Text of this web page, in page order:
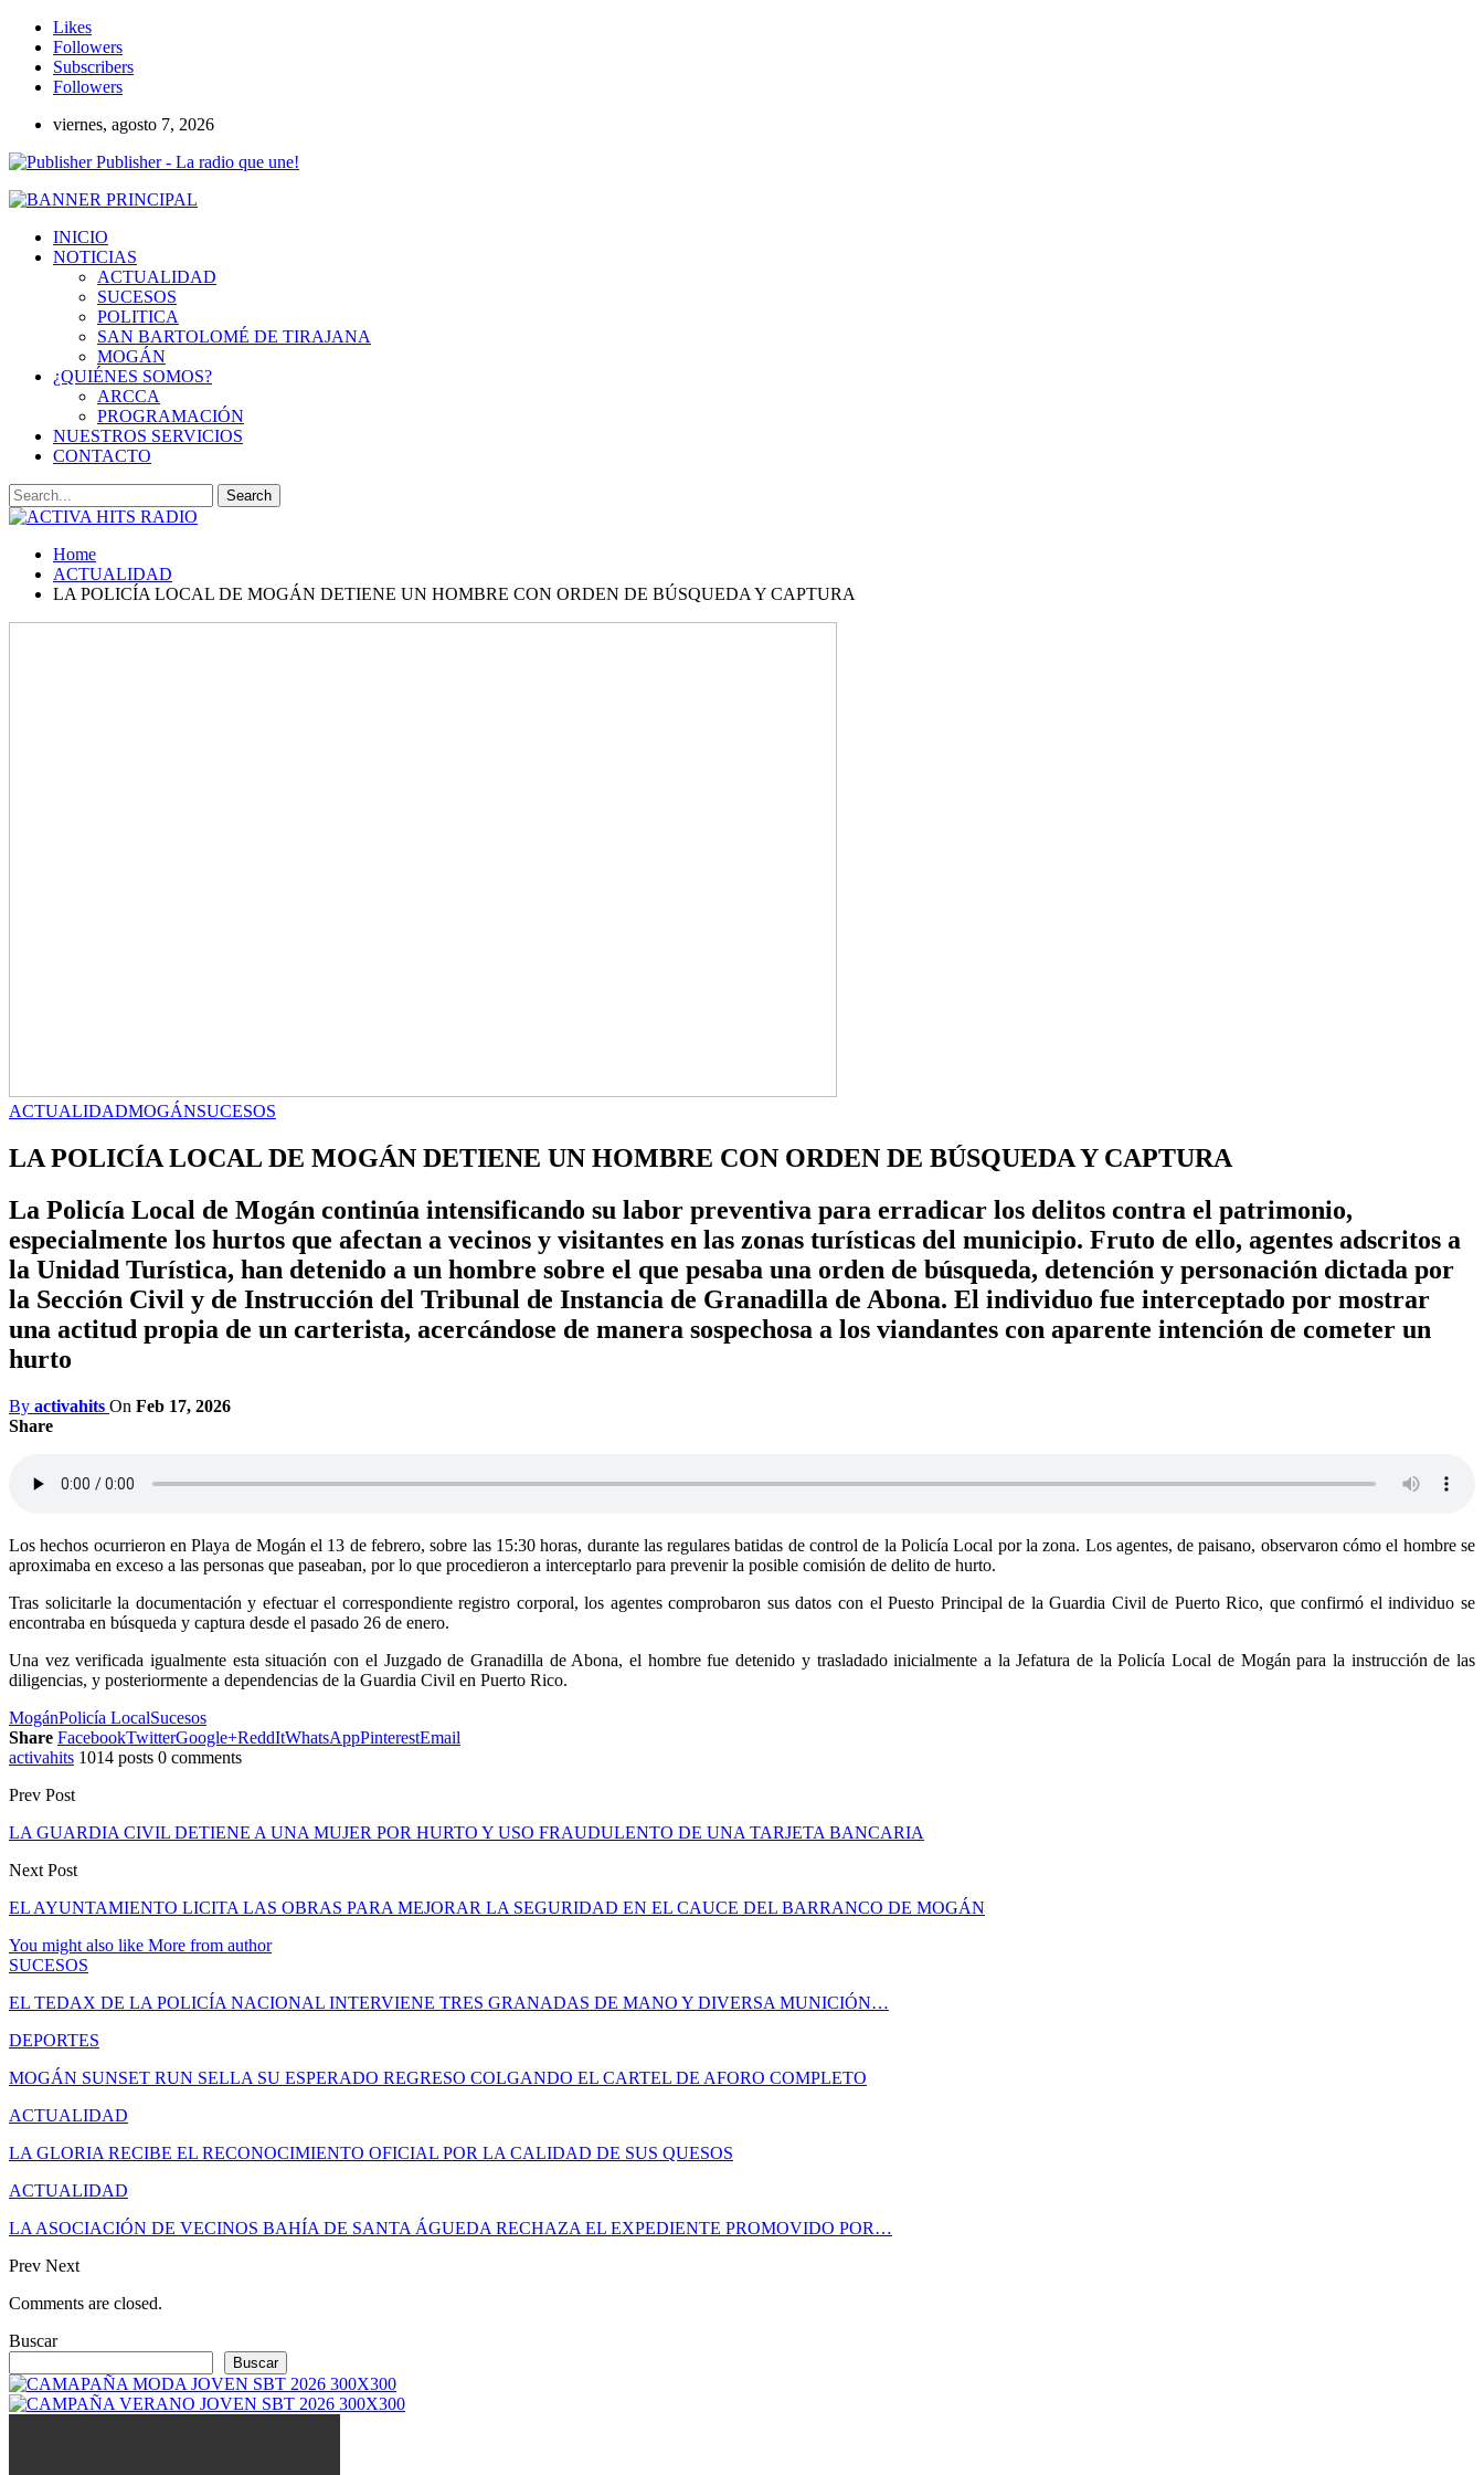
Likes
Followers
Subscribers
Followers
viernes, agosto 7, 2026
Publisher - La radio que une!
INICIO
NOTICIAS
ACTUALIDAD
SUCESOS
POLITICA
SAN BARTOLOMÉ DE TIRAJANA
MOGÁN
¿QUIÉNES SOMOS?
ARCCA
PROGRAMACIÓN
NUESTROS SERVICIOS
CONTACTO
Home
ACTUALIDAD
LA POLICÍA LOCAL DE MOGÁN DETIENE UN HOMBRE CON ORDEN DE BÚSQUEDA Y CAPTURA
ACTUALIDADMOGÁNSUCESOS
LA POLICÍA LOCAL DE MOGÁN DETIENE UN HOMBRE CON ORDEN DE BÚSQUEDA Y CAPTURA
La Policía Local de Mogán continúa intensificando su labor preventiva para erradicar los delitos contra el patrimonio,
especialmente los hurtos que afectan a vecinos y visitantes en las zonas turísticas del municipio. Fruto de ello, agentes adscritos a
la Unidad Turística, han detenido a un hombre sobre el que pesaba una orden de búsqueda, detención y personación dictada por
la Sección Civil y de Instrucción del Tribunal de Instancia de Granadilla de Abona. El individuo fue interceptado por mostrar
una actitud propia de un carterista, acercándose de manera sospechosa a los viandantes con aparente intención de cometer un
hurto
By activahits On Feb 17, 2026
Share
Los hechos ocurrieron en Playa de Mogán el 13 de febrero, sobre las 15:30 horas, durante las regulares batidas de control de la Policía Local por la zona. Los agentes, de paisano, observaron cómo el hombre se
aproximaba en exceso a las personas que paseaban, por lo que procedieron a interceptarlo para prevenir la posible comisión de delito de hurto.
Tras solicitarle la documentación y efectuar el correspondiente registro corporal, los agentes comprobaron sus datos con el Puesto Principal de la Guardia Civil de Puerto Rico, que confirmó el individuo se
encontraba en búsqueda y captura desde el pasado 26 de enero.
Una vez verificada igualmente esta situación con el Juzgado de Granadilla de Abona, el hombre fue detenido y trasladado inicialmente a la Jefatura de la Policía Local de Mogán para la instrucción de las
diligencias, y posteriormente a dependencias de la Guardia Civil en Puerto Rico.
MogánPolicía LocalSucesos
Share FacebookTwitterGoogle+ReddItWhatsAppPinterestEmail
activahits 1014 posts 0 comments
Prev Post
LA GUARDIA CIVIL DETIENE A UNA MUJER POR HURTO Y USO FRAUDULENTO DE UNA TARJETA BANCARIA
Next Post
EL AYUNTAMIENTO LICITA LAS OBRAS PARA MEJORAR LA SEGURIDAD EN EL CAUCE DEL BARRANCO DE MOGÁN
You might also like More from author
SUCESOS
EL TEDAX DE LA POLICÍA NACIONAL INTERVIENE TRES GRANADAS DE MANO Y DIVERSA MUNICIÓN…
DEPORTES
MOGÁN SUNSET RUN SELLA SU ESPERADO REGRESO COLGANDO EL CARTEL DE AFORO COMPLETO
ACTUALIDAD
LA GLORIA RECIBE EL RECONOCIMIENTO OFICIAL POR LA CALIDAD DE SUS QUESOS
ACTUALIDAD
LA ASOCIACIÓN DE VECINOS BAHÍA DE SANTA ÁGUEDA RECHAZA EL EXPEDIENTE PROMOVIDO POR…
Prev Next
Comments are closed.
Buscar
Buscar